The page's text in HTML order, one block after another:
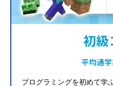
初級
平均通
プログラミングを初めて学